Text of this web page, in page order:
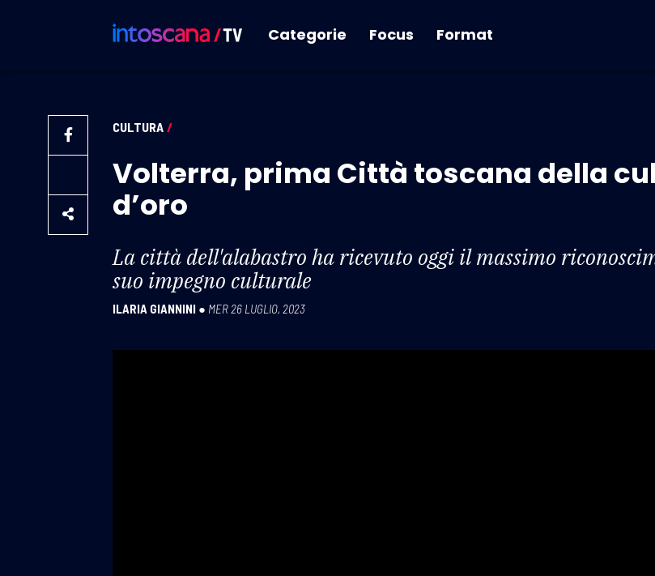
Categorie Focus Format
CULTURA /
Volterra, prima Città toscana della
d’oro
La città dell'alabastro ha ricevuto oggi il massimo
suo impegno culturale
ILARIA GIANNINI ● MER 26 LUGLIO, 2023